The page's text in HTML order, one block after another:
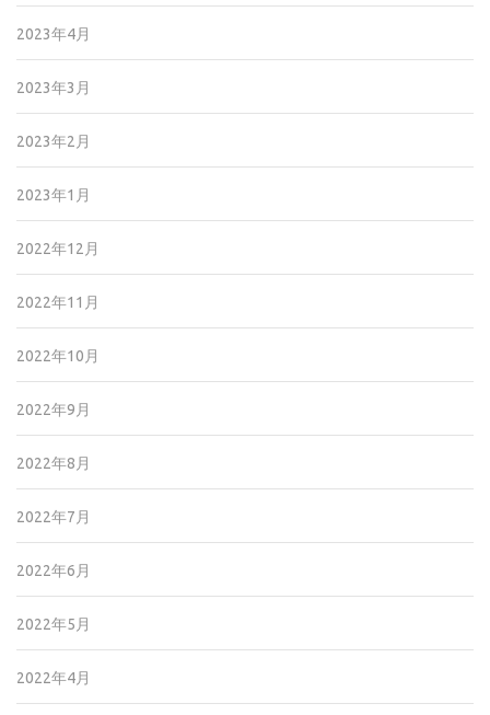
2023年4月
2023年3月
2023年2月
2023年1月
2022年12月
2022年11月
2022年10月
2022年9月
2022年8月
2022年7月
2022年6月
2022年5月
2022年4月